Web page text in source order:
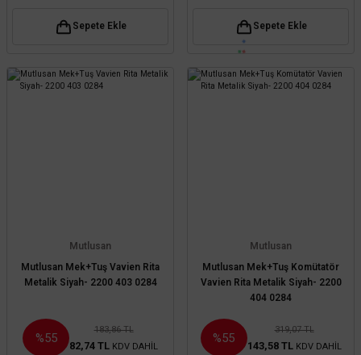
Sepete Ekle Sepete Ekle
Mutlusan
Mutlusan Mek+Tuş Vavien Rita
Metalik Siyah- 2200 403 0284
%55
183,86 TL
82,74 TL KDV DAHİL
Mutlusan
Mutlusan Mek+Tuş Komütatör
Vavien Rita Metalik Siyah- 2200
404 0284
%55
319,07 TL
143,58 TL KDV DAHİL